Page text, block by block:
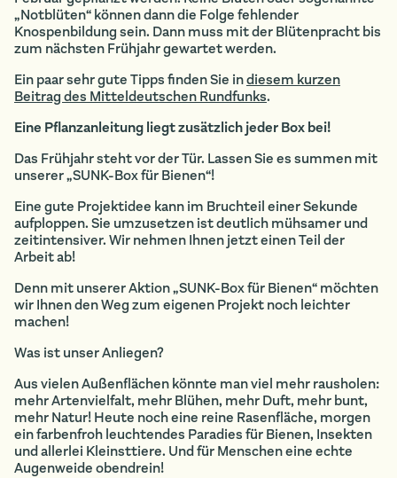
„Notblüten“ können dann die Folge fehlender
Knospenbildung sein. Dann muss mit der Blütenpracht bis
zum nächsten Frühjahr gewartet werden.
Ein paar sehr gute Tipps finden Sie indiesem kurzen
Beitrag des Mitteldeutschen Rundfunks.
Eine Pflanzanleitung liegt zusätzlich jeder Box bei!
Das Frühjahr steht vor der Tür. Lassen Sie es summen mit
unserer „SUNK-Box für Bienen“!
Eine gute Projektidee kann im Bruchteil einer Sekunde
aufploppen. Sie umzusetzen ist deutlich mühsamer und
zeitintensiver. Wir nehmen Ihnen jetzt einen Teil der
Arbeit ab!
Denn mit unserer Aktion „SUNK-Box für Bienen“ möchten
wir Ihnen den Weg zum eigenen Projekt noch leichter
machen!
Was ist unser Anliegen?
Aus vielen Außenflächen könnte man viel mehr rausholen:
mehr Artenvielfalt, mehr Blühen, mehr Duft, mehr bunt,
mehr Natur! Heute noch eine reine Rasenfläche, morgen
ein farbenfroh leuchtendes Paradies für Bienen, Insekten
und allerlei Kleinsttiere. Und für Menschen eine echte
Augenweide obendrein!